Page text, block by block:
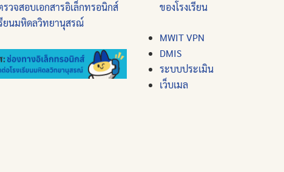
รวจสอบเอกสารอิเล็กทรอนิกส์
รียนมหิดลวิทยานุสรณ์
ของโรงเรียน
MWIT VPN
DMIS
ระบบประเมิน
เว็บเมล